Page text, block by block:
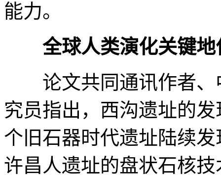
能力。
全球人类演化关键地
论文共同通讯作者、
究员指出，西沟遗址的
个旧石器时代遗址陆续
许昌人遗址的盘状石核